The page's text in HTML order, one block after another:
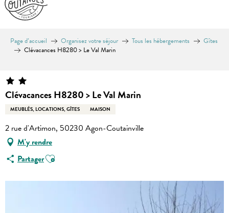
Page d’accueil Organisez votre séjour Tous les hébergements
Gîtes
Clévacances H8280 > Le Val Marin
Clévacances H8280 > Le Val Marin
MEUBLÉS, LOCATIONS, GÎTES MAISON
2 rue d'Artimon, 50230 Agon-Coutainville
M'y rendre
PartagerAjouter aux favoris